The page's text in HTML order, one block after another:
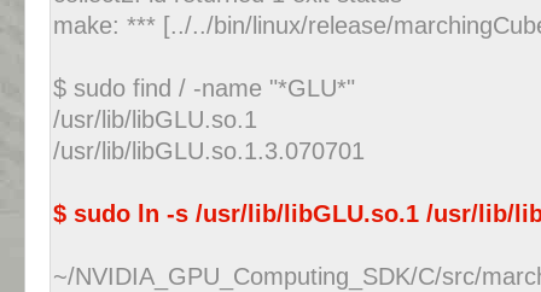
make: *** [../../bin/linux/release/
$ sudo find / -name "*GLU*"
/usr/lib/libGLU.so.1
/usr/lib/libGLU.so.1.3.070701
$ sudo ln -s /usr/lib/libGLU.so.1 /usr/lib/
~/NVIDIA_GPU_Computing_SDK/C/src/